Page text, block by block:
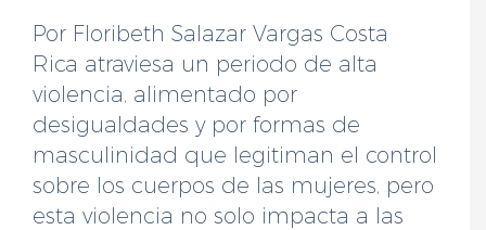
Por Floribeth Salazar Vargas Costa
Rica atraviesa un periodo de alta
violencia, alimentado por
desigualdades y por formas de
masculinidad que legitiman el control
sobre los cuerpos de las mujeres, pero
esta violencia no solo impacta a las